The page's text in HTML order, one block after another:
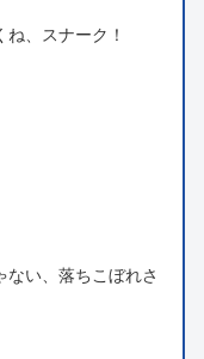
、スナーク！
ない、落ちこぼれさ